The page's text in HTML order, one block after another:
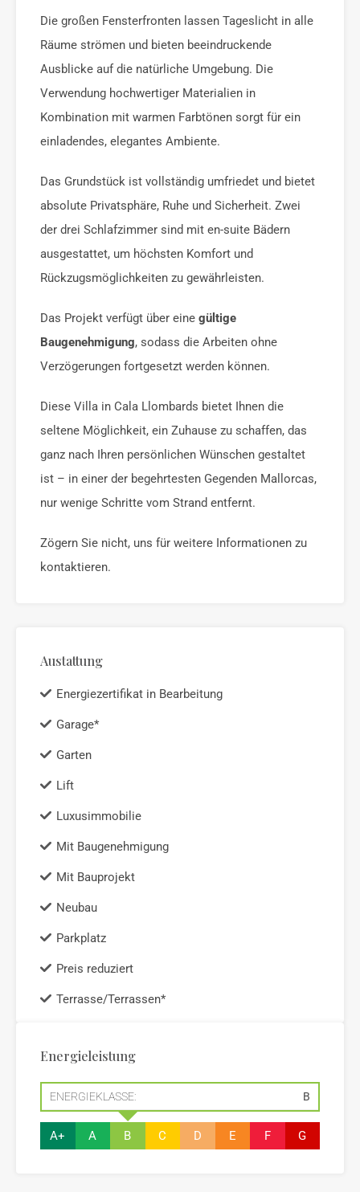
Die großen Fensterfronten lassen Tageslicht in alle
Räume strömen und bieten beeindruckende
Ausblicke auf die natürliche Umgebung. Die
Verwendung hochwertiger Materialien in
Kombination mit warmen Farbtönen sorgt für ein
einladendes, elegantes Ambiente.
Das Grundstück ist vollständig umfriedet und bietet
absolute Privatsphäre, Ruhe und Sicherheit. Zwei
der drei Schlafzimmer sind mit en-suite Bädern
ausgestattet, um höchsten Komfort und
Rückzugsmöglichkeiten zu gewährleisten.
Das Projekt verfügt über eine gültige
Baugenehmigung, sodass die Arbeiten ohne
Verzögerungen fortgesetzt werden können.
Diese Villa in Cala Llombards bietet Ihnen die
seltene Möglichkeit, ein Zuhause zu schaffen, das
ganz nach Ihren persönlichen Wünschen gestaltet
ist – in einer der begehrtesten Gegenden Mallorcas,
nur wenige Schritte vom Strand entfernt.
Zögern Sie nicht, uns für weitere Informationen zu
kontaktieren.
Austattung
Energiezertifikat in Bearbeitung
Garage*
Garten
Lift
Luxusimmobilie
Mit Baugenehmigung
Mit Bauprojekt
Neubau
Parkplatz
Preis reduziert
Terrasse/Terrassen*
Energieleistung
ENERGIEKLASSE: B
A+ A B C D E F G